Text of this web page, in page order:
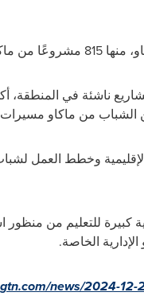
ناشئة في المنطقة،
الشباب من ماكاو مسيرات
وخطط العمل
للتعليم من منظور
الخاصة.
news/2024-